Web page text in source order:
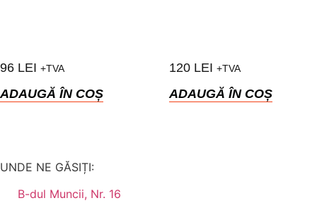
96 LEI +TVA
ADAUGĂ ÎN COȘ
120 LEI +TVA
ADAUGĂ ÎN COȘ
UNDE NE GĂSIȚI:
B-dul Muncii, Nr. 16